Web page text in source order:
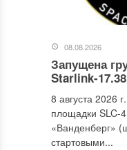
08.08.2026
Запущена
Starlink-17.38
8 августа 2026
площадки
«Ванденберг»
стартовыми...